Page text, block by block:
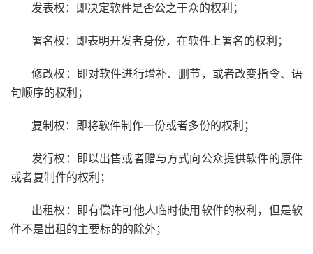
发表权：即决定软件是否公之于众的权利；
署名权：即表明开发者身份，在软件上署名的权利；
修改权：即对软件进行增补、删节，或者改变指令、语
句顺序的权利；
复制权：即将软件制作一份或者多份的权利；
发行权：即以出售或者赠与方式向公众提供软件的原件
或者复制件的权利；
出租权：即有偿许可他人临时使用软件的权利，但是软
件不是出租的主要标的的除外；